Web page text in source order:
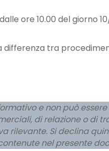
ore 10.00 del giorno
differenza tra
e non può
di relazione o di
rilevante. Si declina
nel presente